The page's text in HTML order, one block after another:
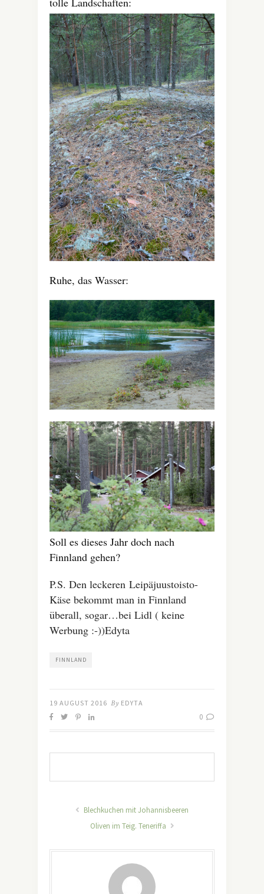
Ruhe, das Wasser:
Soll es dieses Jahr doch nach
Finnland gehen?
P.S. Den leckeren Leipäjuustoisto-
Käse bekommt man in Finnland
überall, sogar…bei Lidl ( keine
Werbung :-))Edyta
FINNLAND
19 AUGUST 2016 By EDYTA
0
Blechkuchen mit Johannisbeeren
Oliven im Teig. Teneriffa